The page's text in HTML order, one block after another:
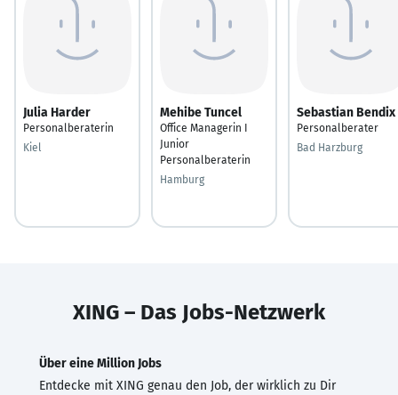
Julia Harder
Personalberaterin
Kiel
Mehibe Tuncel
Office Managerin I
Junior
Personalberaterin
Hamburg
Sebastian Bendix
Personalberater
Bad Harzburg
XING – Das Jobs-Netzwerk
Über eine Million Jobs
Entdecke mit XING genau den Job, der wirklich zu Dir